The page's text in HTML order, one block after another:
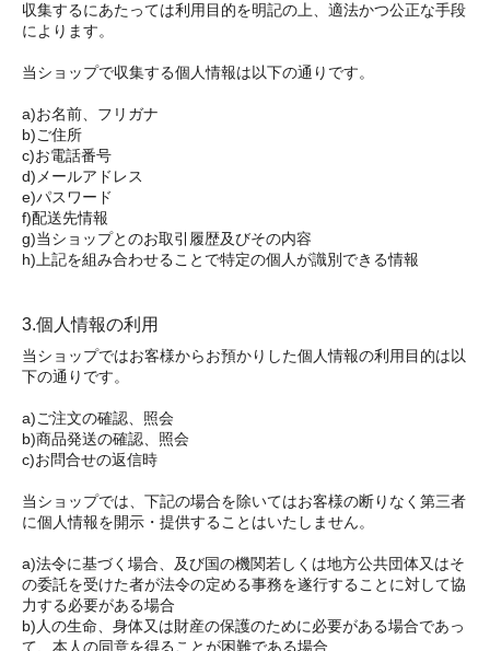
収集するにあたっては利用目的を明記の上、適法かつ公正な手段
によります。
当ショップで収集する個人情報は以下の通りです。
a)お名前、フリガナ
b)ご住所
c)お電話番号
d)メールアドレス
e)パスワード
f)配送先情報
g)当ショップとのお取引履歴及びその内容
h)上記を組み合わせることで特定の個人が識別できる情報
3.個人情報の利用
当ショップではお客様からお預かりした個人情報の利用目的は以
下の通りです。
a)ご注文の確認、照会
b)商品発送の確認、照会
c)お問合せの返信時
当ショップでは、下記の場合を除いてはお客様の断りなく第三者
に個人情報を開示・提供することはいたしません。
a)法令に基づく場合、及び国の機関若しくは地方公共団体又はそ
の委託を受けた者が法令の定める事務を遂行することに対して協
力する必要がある場合
b)人の生命、身体又は財産の保護のために必要がある場合であっ
て、本人の同意を得ることが困難である場合